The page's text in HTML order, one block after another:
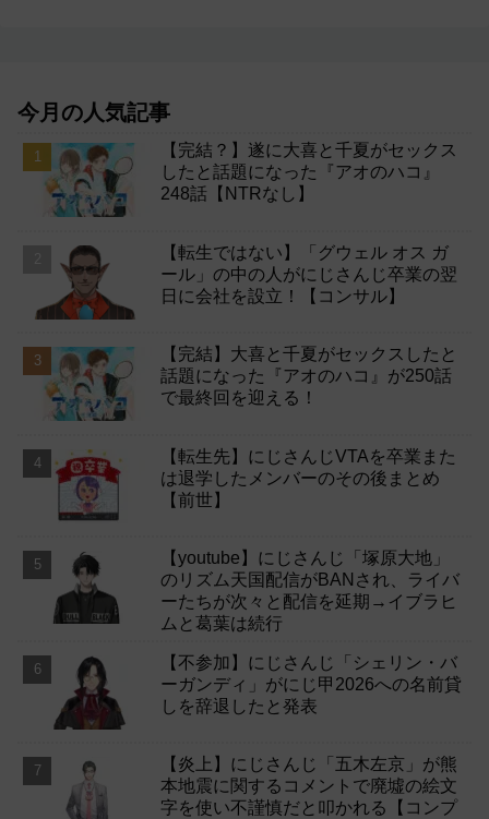
今月の人気記事
【完結？】遂に大喜と千夏がセックス
したと話題になった『アオのハコ』
248話【NTRなし】
【転生ではない】「グウェル オス ガ
ール」の中の人がにじさんじ卒業の翌
日に会社を設立！【コンサル】
【完結】大喜と千夏がセックスしたと
話題になった『アオのハコ』が250話
で最終回を迎える！
【転生先】にじさんじVTAを卒業また
は退学したメンバーのその後まとめ
【前世】
【youtube】にじさんじ「塚原大地」
のリズム天国配信がBANされ、ライバ
ーたちが次々と配信を延期→イブラヒ
ムと葛葉は続行
【不参加】にじさんじ「シェリン・バ
ーガンディ」がにじ甲2026への名前貸
しを辞退したと発表
【炎上】にじさんじ「五木左京」が熊
本地震に関するコメントで廃墟の絵文
字を使い不謹慎だと叩かれる【コンプ